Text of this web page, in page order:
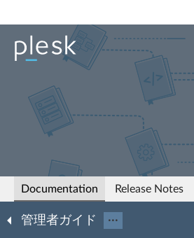
Documentation Release Notes
管理者ガイド ···